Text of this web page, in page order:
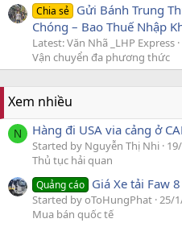
Chia sẻ Gửi Bánh Trung
Chóng – Bao Thuế Nhập
Latest: Văn Nhã _LHP Express
Vận chuyển đa phương thức
Xem nhiều
N Hàng đi USA via cảng ở
Started by Nguyễn Thị Nhi
Thủ tục hải quan
Quảng cáo Giá Xe tải Faw
Started by oToHungPhat 25/
Mua bán quốc tế